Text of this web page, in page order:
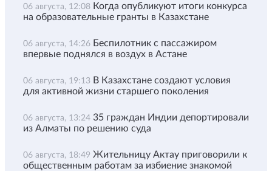
06 августа, 12:08 Когда опубликуют итоги конкурса
на образовательные гранты в Казахстане
06 августа, 14:26 Беспилотник с пассажиром
впервые поднялся в воздух в Астане
06 августа, 19:13 В Казахстане создают условия
для активной жизни старшего поколения
06 августа, 13:24 35 граждан Индии депортировали
из Алматы по решению суда
06 августа, 18:49 Жительницу Актау приговорили к
общественным работам за избиение знакомой